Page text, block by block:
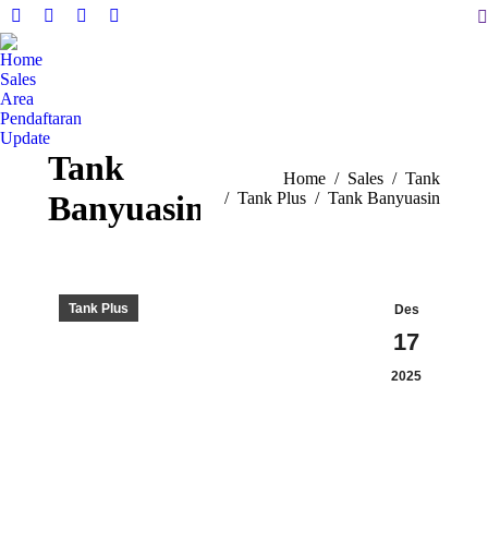
Facebook
page
opens
in
new
window
X
new
window
Instagram
new
YouTube
Home
Sales
Area
Pendaftaran
Update
Tank
Banyuasin
You are here:Home Sales
Tank
Tank Plus
Tank Banyuasin
Des
17
2025
Tank Plus